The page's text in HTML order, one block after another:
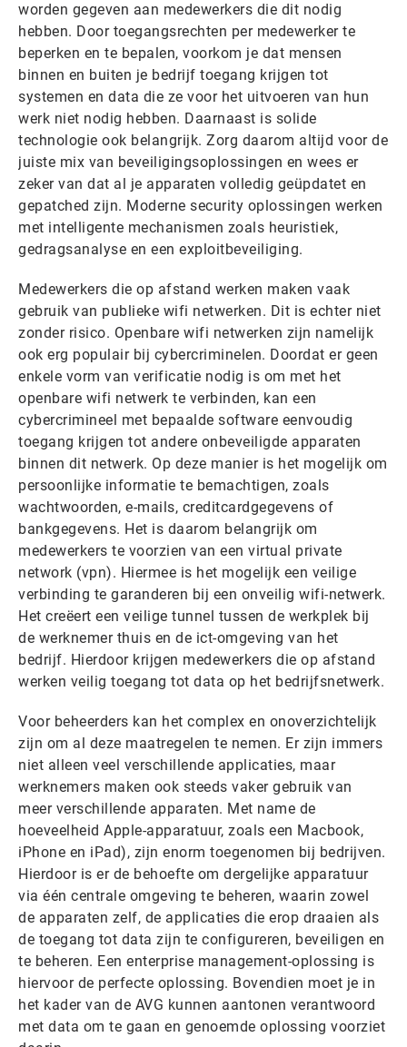
worden gegeven aan medewerkers die dit nodig
hebben. Door toegangsrechten per medewerker te
beperken en te bepalen, voorkom je dat mensen
binnen en buiten je bedrijf toegang krijgen tot
systemen en data die ze voor het uitvoeren van hun
werk niet nodig hebben. Daarnaast is solide
technologie ook belangrijk. Zorg daarom altijd voor de
juiste mix van beveiligingsoplossingen en wees er
zeker van dat al je apparaten volledig geüpdatet en
gepatched zijn. Moderne security oplossingen werken
met intelligente mechanismen zoals heuristiek,
gedragsanalyse en een exploitbeveiliging.
Medewerkers die op afstand werken maken vaak
gebruik van publieke wifi netwerken. Dit is echter niet
zonder risico. Openbare wifi netwerken zijn namelijk
ook erg populair bij cybercriminelen. Doordat er geen
enkele vorm van verificatie nodig is om met het
openbare wifi netwerk te verbinden, kan een
cybercrimineel met bepaalde software eenvoudig
toegang krijgen tot andere onbeveiligde apparaten
binnen dit netwerk. Op deze manier is het mogelijk om
persoonlijke informatie te bemachtigen, zoals
wachtwoorden, e-mails, creditcardgegevens of
bankgegevens. Het is daarom belangrijk om
medewerkers te voorzien van een virtual private
network (vpn). Hiermee is het mogelijk een veilige
verbinding te garanderen bij een onveilig wifi-netwerk.
Het creëert een veilige tunnel tussen de werkplek bij
de werknemer thuis en de ict-omgeving van het
bedrijf. Hierdoor krijgen medewerkers die op afstand
werken veilig toegang tot data op het bedrijfsnetwerk.
Voor beheerders kan het complex en onoverzichtelijk
zijn om al deze maatregelen te nemen. Er zijn immers
niet alleen veel verschillende applicaties, maar
werknemers maken ook steeds vaker gebruik van
meer verschillende apparaten. Met name de
hoeveelheid Apple-apparatuur, zoals een Macbook,
iPhone en iPad), zijn enorm toegenomen bij bedrijven.
Hierdoor is er de behoefte om dergelijke apparatuur
via één centrale omgeving te beheren, waarin zowel
de apparaten zelf, de applicaties die erop draaien als
de toegang tot data zijn te configureren, beveiligen en
te beheren. Een enterprise management-oplossing is
hiervoor de perfecte oplossing. Bovendien moet je in
het kader van de AVG kunnen aantonen verantwoord
met data om te gaan en genoemde oplossing voorziet